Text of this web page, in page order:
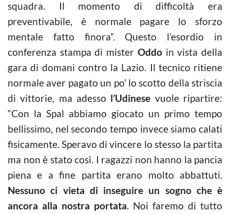
squadra. Il momento di difficoltà era
preventivabile, è normale pagare lo sforzo
mentale fatto finora”. Questo l’esordio in
conferenza stampa di mister Oddoin vista della
gara di domani contro la Lazio. Il tecnico ritiene
normale aver pagato un po’ lo scotto della striscia
di vittorie, ma adesso l’Udinese vuole ripartire:
“Con la Spal abbiamo giocato un primo tempo
bellissimo, nel secondo tempo invece siamo calati
fisicamente. Speravo di vincere lo stesso la partita
ma non è stato così. I ragazzi non hanno la pancia
piena e a fine partita erano molto abbattuti.
Nessuno ci vieta di inseguire un sogno che è
ancora alla nostra portata. Noi faremo di tutto